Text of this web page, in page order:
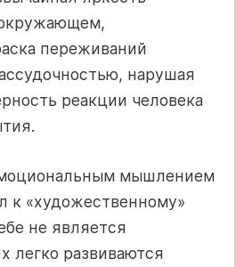
переживаний
нарушая
реакции человека
мышлением
к «художественному»
не является
легко развиваются